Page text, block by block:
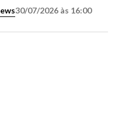
30/07/2026 às 16:00